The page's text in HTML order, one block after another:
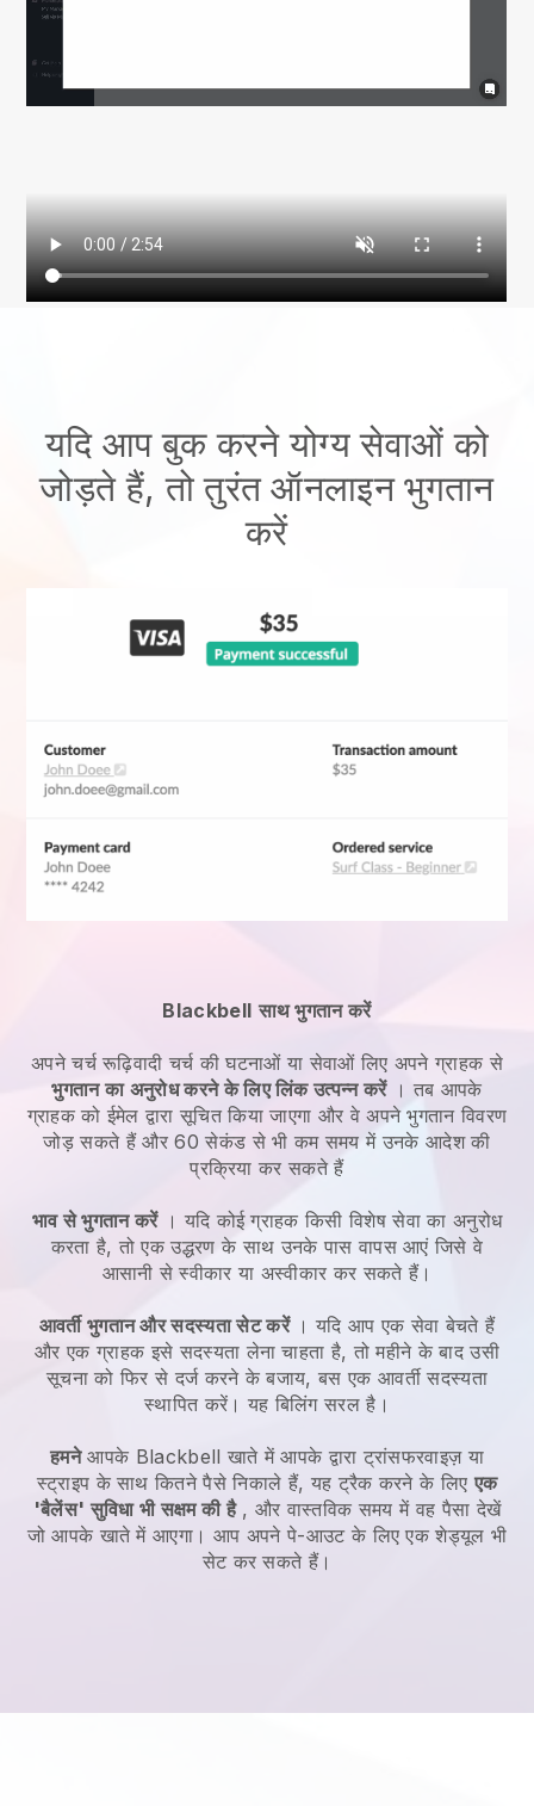
यदि आप बुक करने योग्य सेवाओं को
जोड़ते हैं, तो तुरंत ऑनलाइन भुगतान
करें
Blackbell साथ भुगतान करें
अपनेचर्च रूढ़िवादी चर्च की घटनाओं या सेवाओंलिए अपने ग्राहक से
भुगतान का अनुरोध करने के लिए लिंक उत्पन्न करें। तब आपके
ग्राहक को ईमेल द्वारा सूचित किया जाएगा और वे अपने भुगतान विवरण
जोड़ सकते हैं और 60 सेकंड से भी कम समय में उनके आदेश की
प्रक्रिया कर सकते हैं
भाव से भुगतान करें। यदि कोई ग्राहक किसी विशेष सेवा का अनुरोध
करता है, तो एक उद्धरण के साथ उनके पास वापस आएं जिसे वे
आसानी से स्वीकार या अस्वीकार कर सकते हैं।
आवर्ती भुगतान और सदस्यता सेट करें। यदि आप एक सेवा बेचते हैं
और एक ग्राहक इसे सदस्यता लेना चाहता है, तो महीने के बाद उसी
सूचना को फिर से दर्ज करने के बजाय, बस एक आवर्ती सदस्यता
स्थापित करें। यह बिलिंग सरल है।
हमनेआपके Blackbell खाते में आपके द्वारा ट्रांसफरवाइज़ या
स्ट्राइप के साथ कितने पैसे निकाले हैं, यह ट्रैक करने के लिएएक
'बैलेंस' सुविधा भी सक्षम की है, और वास्तविक समय में वह पैसा देखें
जो आपके खाते में आएगा। आप अपने पे-आउट के लिए एक शेड्यूल भी
सेट कर सकते हैं।